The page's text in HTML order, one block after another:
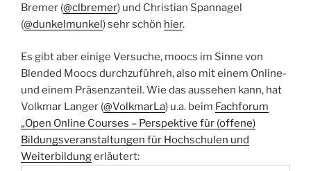
Bremer (@clbremer) und Christian Spannagel
(@dunkelmunkel) sehr schön hier.
Es gibt aber einige Versuche, moocs im Sinne von
Blended Moocs durchzuführeh, also mit einem Online-
und einem Präsenzanteil. Wie das aussehen kann, hat
Volkmar Langer (@VolkmarLa) u.a. beim Fachforum
„Open Online Courses – Perspektive für (offene)
Bildungsveranstaltungen für Hochschulen und
Weiterbildungerläutert: